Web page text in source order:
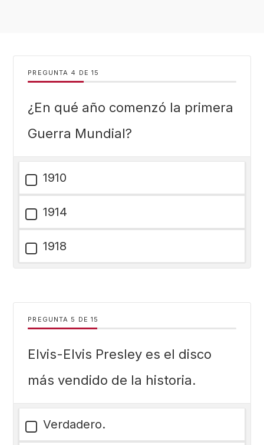
PREGUNTA DE 15
¿En qué año comenzó la primera
Guerra Mundial?
1910
1914
1918
PREGUNTA DE 15
Elvis-Elvis Presley es el disco
más vendido de la historia.
Verdadero.